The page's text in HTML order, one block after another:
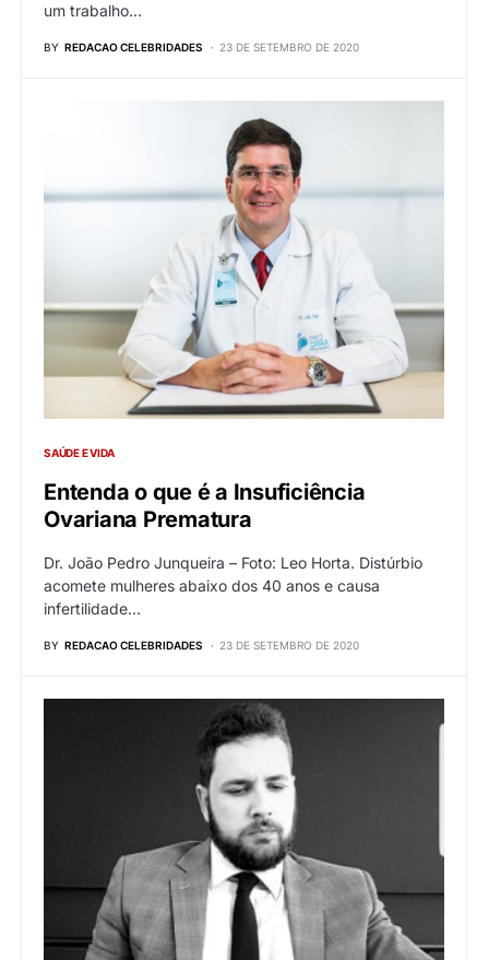
um trabalho…
BY REDACAO CELEBRIDADES 23 DE SETEMBRO DE 2020
SAÚDE E VIDA
Entenda o que é a Insuficiência
Ovariana Prematura
Dr. João Pedro Junqueira – Foto: Leo Horta. Distúrbio
acomete mulheres abaixo dos 40 anos e causa
infertilidade…
BY REDACAO CELEBRIDADES 23 DE SETEMBRO DE 2020